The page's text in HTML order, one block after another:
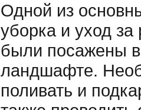
Одной из
уборка и уход
были посажены
ландшафте.
поливать и